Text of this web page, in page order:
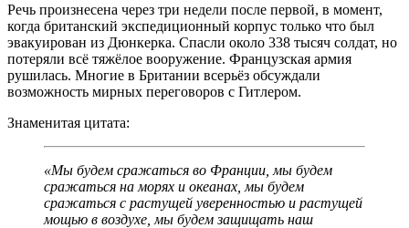
Речь произнесена через три недели после первой, в момент,
когда британский экспедиционный корпус только что был
эвакуирован из Дюнкерка. Спасли около 338 тысяч солдат, но
потеряли всё тяжёлое вооружение. Французская армия
рушилась. Многие в Британии всерьёз обсуждали
возможность мирных переговоров с Гитлером.
Знаменитая цитата:
«Мы будем сражаться во Франции, мы будем
сражаться на морях и океанах, мы будем
сражаться с растущей уверенностью и растущей
мощью в воздухе, мы будем защищать наш